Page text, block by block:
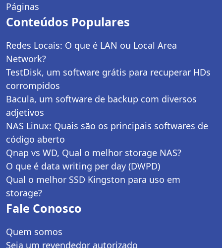
Páginas
Conteúdos Populares
Redes Locais: O que é LAN ou Local Area
Network?
TestDisk, um software grátis para recuperar HDs
corrompidos
Bacula, um software de backup com diversos
adjetivos
NAS Linux: Quais são os principais softwares de
código aberto
Qnap vs WD, Qual o melhor storage NAS?
O que é data writing per day (DWPD)
Qual o melhor SSD Kingston para uso em
storage?
Fale Conosco
Quem somos
Seja um revendedor autorizado